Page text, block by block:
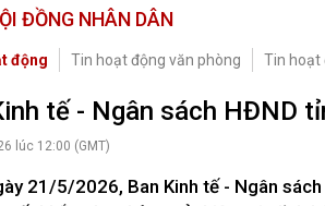
sát, khảo sát
Tin
Tài liệu
TÂM
GÓP Ý
ĐỒNG NHÂN DÂN
động Tin hoạt động văn phòng Tin hoạt
tế - Ngân sách HĐND
lúc 12:00 (GMT)
21/5/2026, Ban Kinh tế - Ngân